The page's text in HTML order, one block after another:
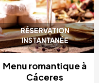
RÉSERVATION
INSTANTANÉE
Menu romantique à
Cáceres